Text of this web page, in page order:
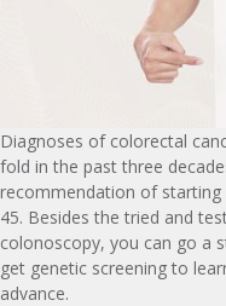
Diagnoses of colorectal
fold in the past three
recommendation of starting
45. Besides the tried and
colonoscopy, you can go a
get genetic screening to
advance.